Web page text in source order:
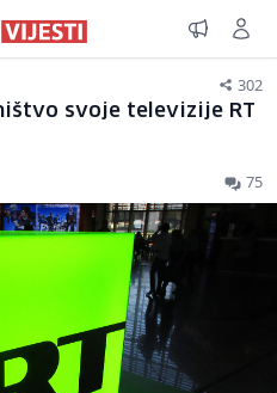
302
svoje televizije RT
75